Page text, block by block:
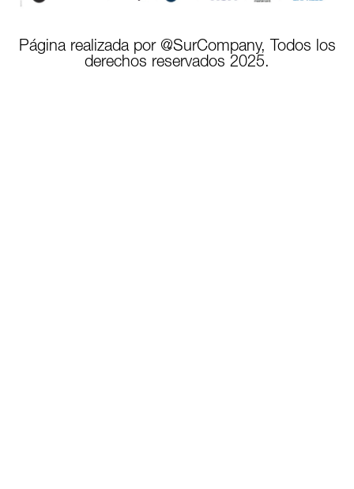
Página realizada por @SurCompany, Todos los
derechos reservados 2025.